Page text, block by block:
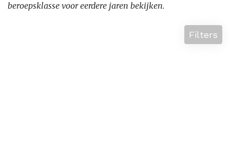
beroepsklasse voor eerdere jaren bekijken.
Filters